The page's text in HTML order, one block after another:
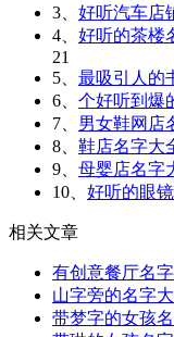
3、 好听汽车店
4、 好听的茶楼
21
5、 最吸引人的
6、 个好听到爆
7、 男女鞋网店
8、 鞋店名字大
9、 母婴店名字
10、 好听的眼
相关文章
有创意餐厅名
山字旁的名字
带梦字的女孩